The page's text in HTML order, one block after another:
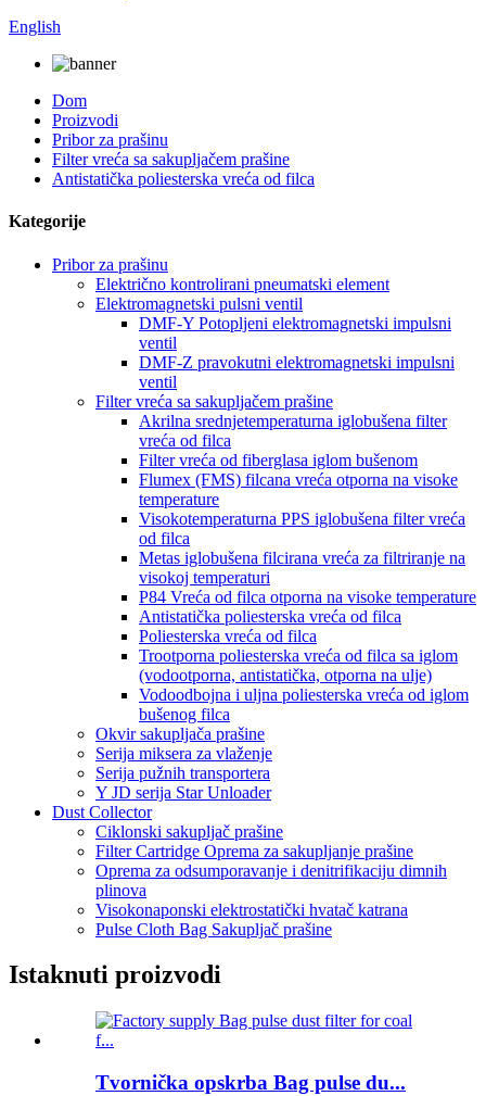
English
Dom
Proizvodi
Pribor za prašinu
Filter vreća sa sakupljačem prašine
Antistatička poliesterska vreća od filca
Kategorije
Pribor za prašinu
Električno kontrolirani pneumatski element
Elektromagnetski pulsni ventil
DMF-Y Potopljeni elektromagnetski impulsni
ventil
DMF-Z pravokutni elektromagnetski impulsni
ventil
Filter vreća sa sakupljačem prašine
Akrilna srednjetemperaturna iglobušena filter
vreća od filca
Filter vreća od fiberglasa iglom bušenom
Flumex (FMS) filcana vreća otporna na visoke
temperature
Visokotemperaturna PPS iglobušena filter vreća
od filca
Metas iglobušena filcirana vreća za filtriranje na
visokoj temperaturi
P84 Vreća od filca otporna na visoke temperature
Antistatička poliesterska vreća od filca
Poliesterska vreća od filca
Trootporna poliesterska vreća od filca sa iglom
(vodootporna, antistatička, otporna na ulje)
Vodoodbojna i uljna poliesterska vreća od iglom
bušenog filca
Okvir sakupljača prašine
Serija miksera za vlaženje
Serija pužnih transportera
Y JD serija Star Unloader
Dust Collector
Ciklonski sakupljač prašine
Filter Cartridge Oprema za sakupljanje prašine
Oprema za odsumporavanje i denitrifikaciju dimnih
plinova
Visokonaponski elektrostatički hvatač katrana
Pulse Cloth Bag Sakupljač prašine
Istaknuti proizvodi
Tvornička opskrba Bag pulse du...